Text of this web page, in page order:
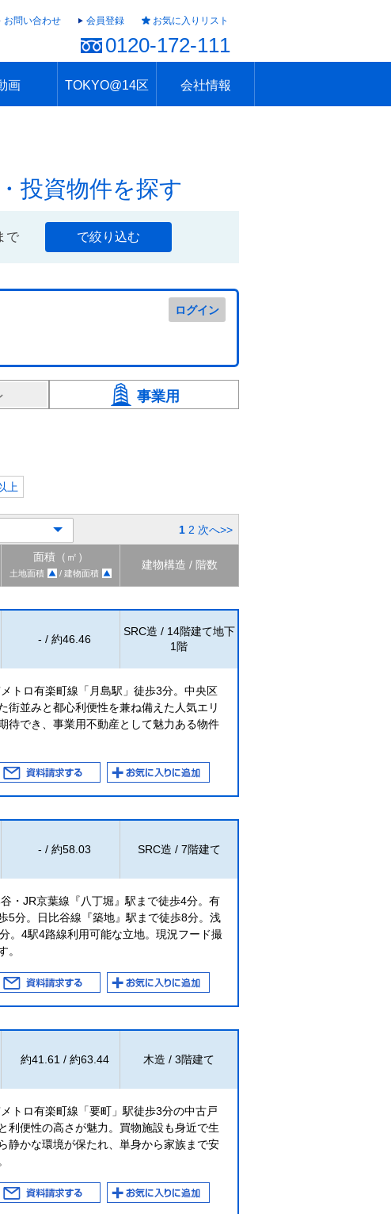
お問い合わせ 会員登録 お気に入りリスト
0120-172-111
画 TOKYO@14区 会社情報
投資物件を探す
で で絞り込む
ログイン
事業用
上
1 2 次へ>>
面積（㎡）
土地面積 / 建物面積
建物構造 / 階数
- / 約46.46
SRC造 / 14階建て地下
1階
トロ有楽町線「月島駅」徒歩3分。中央区
街並みと都心利便性を兼ね備えた人気エリ
待でき、事業用不動産として魅力ある物件
- / 約58.03 SRC造 / 7階建て
・JR京葉線『八丁堀』駅まで徒歩4分。有
5分。日比谷線『築地』駅まで徒歩8分。浅
。4駅4路線利用可能な立地。現況フード撮
。
約41.61 / 約63.44 木造 / 3階建て
トロ有楽町線「要町」駅徒歩3分の中古戸
利便性の高さが魅力。買物施設も身近で生
静かな環境が保たれ、単身から家族まで安